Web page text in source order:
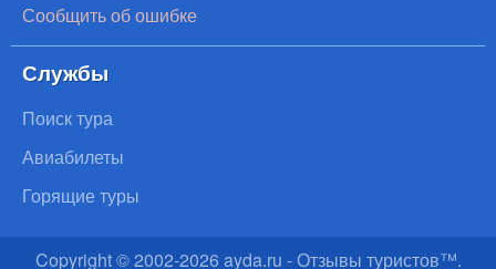
Сообщить об ошибке
Службы
Поиск тура
Авиабилеты
Горящие туры
Copyright © 2002-2026 ayda.ru - Отзывы туристов™.